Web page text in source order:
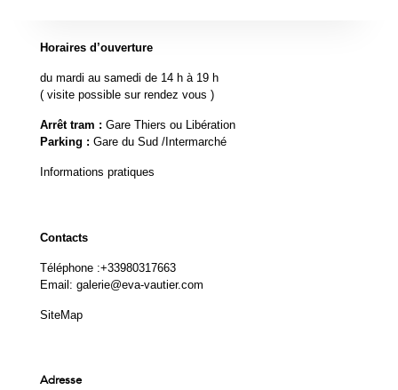
Horaires d’ouverture
du mardi au samedi de 14 h à 19 h
( visite possible sur rendez vous )
Arrêt tram : Gare Thiers ou Libération
Parking : Gare du Sud /Intermarché
Informations pratiques
Contacts
Téléphone :+33980317663
Email: galerie@eva-vautier.com
SiteMap
Adresse